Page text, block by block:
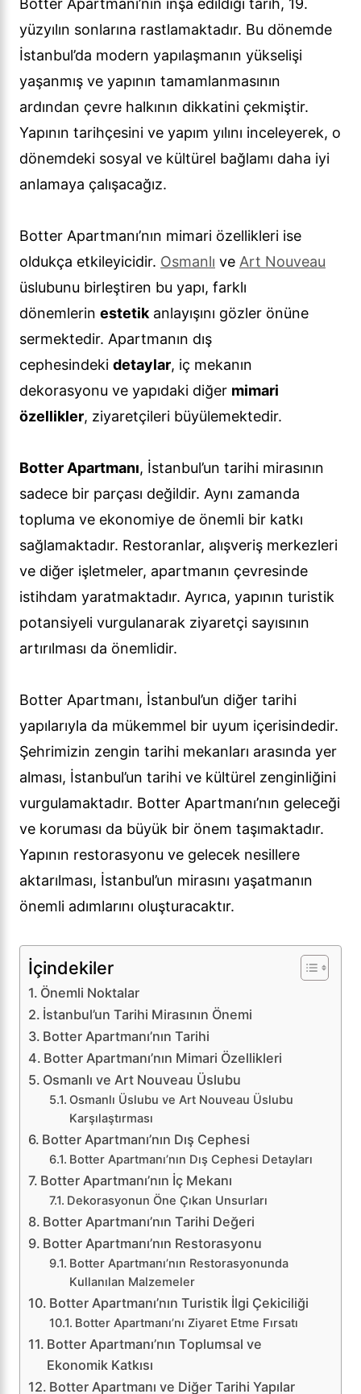
Botter Apartmanı’nın inşa edildiği tarih, 19.
yüzyılın sonlarına rastlamaktadır. Bu dönemde
İstanbul’da modern yapılaşmanın yükselişi
yaşanmış ve yapının tamamlanmasının
ardından çevre halkının dikkatini çekmiştir.
Yapının tarihçesini ve yapım yılını inceleyerek, o
dönemdeki sosyal ve kültürel bağlamı daha iyi
anlamaya çalışacağız.
Botter Apartmanı’nın mimari özellikleri ise
oldukça etkileyicidir. Osmanlı ve Art Nouveau
üslubunu birleştiren bu yapı, farklı
dönemlerin estetik anlayışını gözler önüne
sermektedir. Apartmanın dış
cephesindeki detaylar, iç mekanın
dekorasyonu ve yapıdaki diğer mimari
özellikler, ziyaretçileri büyülemektedir.
Botter Apartmanı, İstanbul’un tarihi mirasının
sadece bir parçası değildir. Aynı zamanda
topluma ve ekonomiye de önemli bir katkı
sağlamaktadır. Restoranlar, alışveriş merkezleri
ve diğer işletmeler, apartmanın çevresinde
istihdam yaratmaktadır. Ayrıca, yapının turistik
potansiyeli vurgulanarak ziyaretçi sayısının
artırılması da önemlidir.
Botter Apartmanı, İstanbul’un diğer tarihi
yapılarıyla da mükemmel bir uyum içerisindedir.
Şehrimizin zengin tarihi mekanları arasında yer
alması, İstanbul’un tarihi ve kültürel zenginliğini
vurgulamaktadır. Botter Apartmanı’nın geleceği
ve koruması da büyük bir önem taşımaktadır.
Yapının restorasyonu ve gelecek nesillere
aktarılması, İstanbul’un mirasını yaşatmanın
önemli adımlarını oluşturacaktır.
İçindekiler
Önemli Noktalar
İstanbul’un Tarihi Mirasının Önemi
Botter Apartmanı’nın Tarihi
Botter Apartmanı’nın Mimari Özellikleri
Osmanlı ve Art Nouveau Üslubu
Osmanlı Üslubu ve Art Nouveau Üslubu
Karşılaştırması
Botter Apartmanı’nın Dış Cephesi
Botter Apartmanı’nın Dış Cephesi Detayları
Botter Apartmanı’nın İç Mekanı
Dekorasyonun Öne Çıkan Unsurları
Botter Apartmanı’nın Tarihi Değeri
Botter Apartmanı’nın Restorasyonu
Botter Apartmanı’nın Restorasyonunda
Kullanılan Malzemeler
Botter Apartmanı’nın Turistik İlgi Çekiciliği
Botter Apartmanı’nı Ziyaret Etme Fırsatı
Botter Apartmanı’nın Toplumsal ve
Ekonomik Katkısı
Botter Apartmanı ve Diğer Tarihi Yapılar